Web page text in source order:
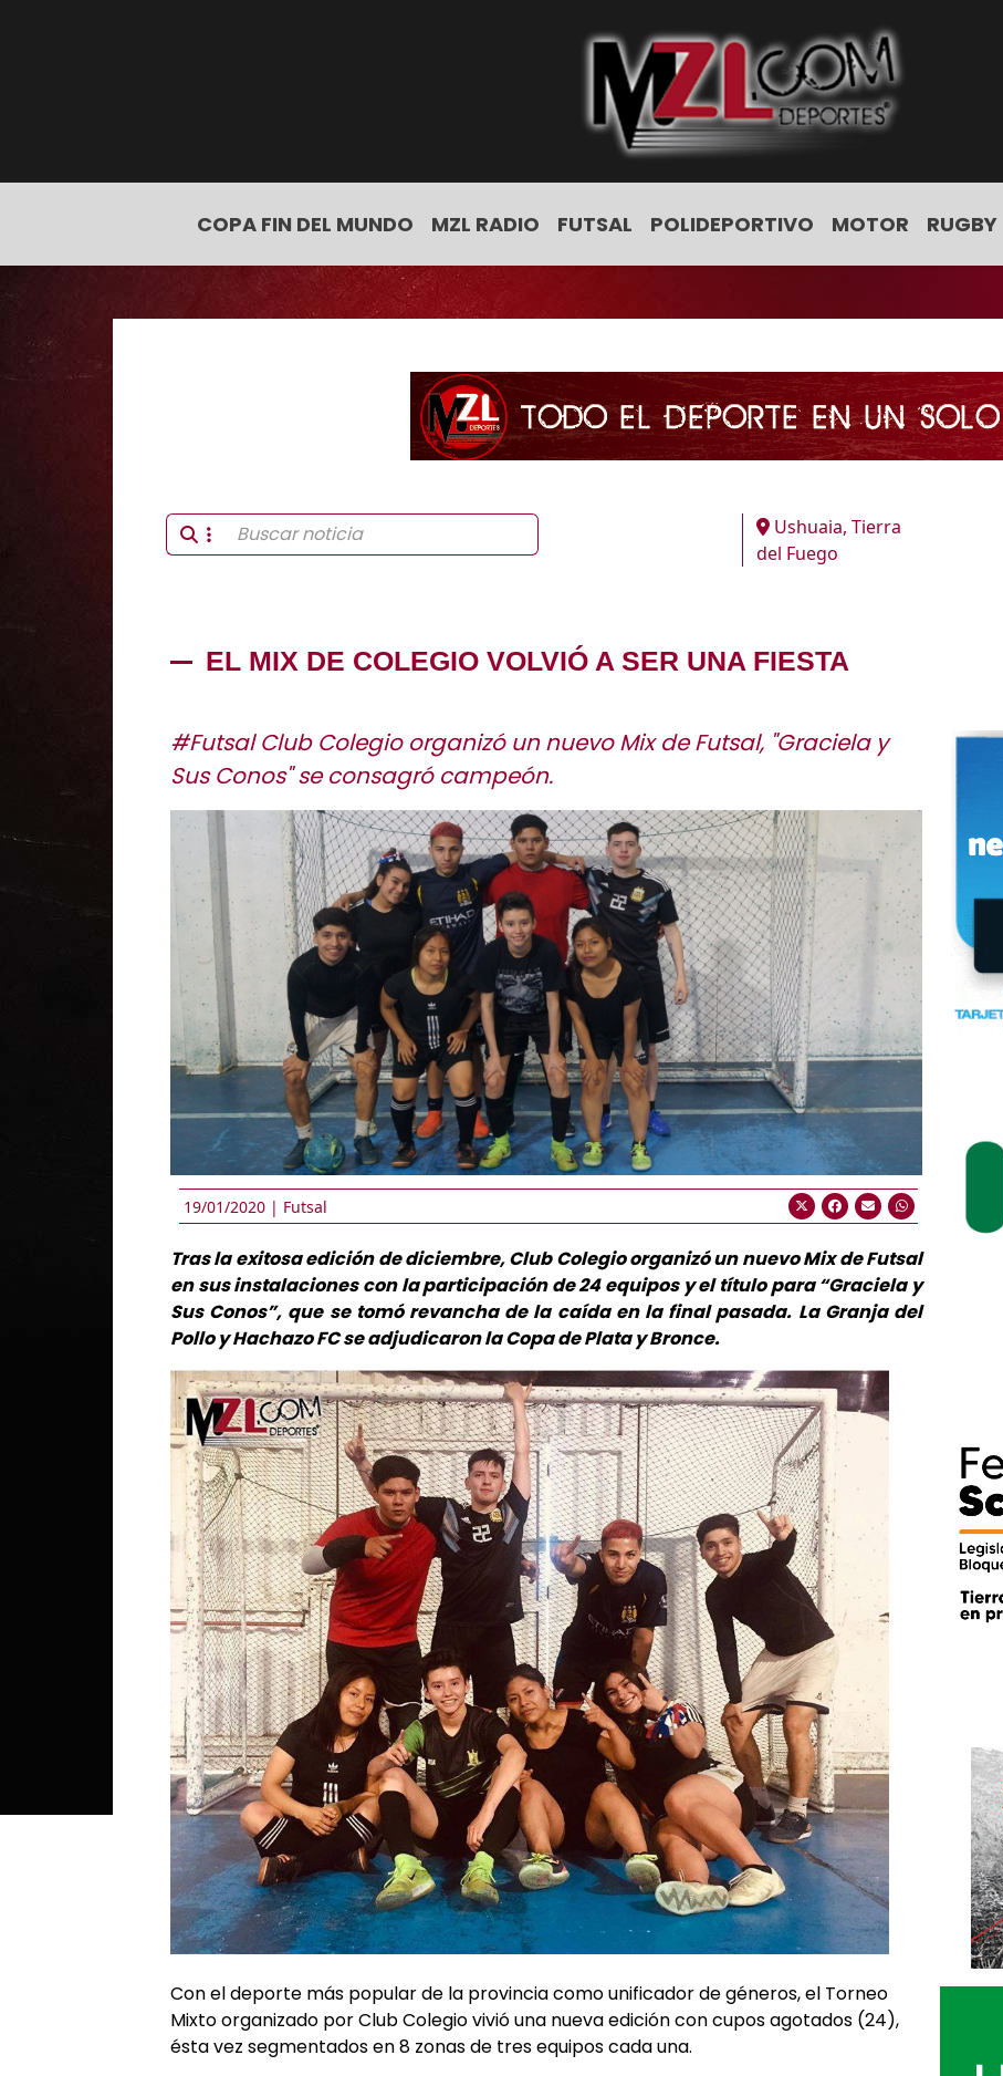
COPA FIN DEL MUNDO MZL RADIO FUTSAL POLIDEPORTIVO MOTOR RUGBY
Ushuaia, Tierra
del Fuego
EL MIX DE COLEGIO VOLVIÓ A SER UNA FIESTA
#Futsal Club Colegio organizó un nuevo Mix de Futsal, "Graciela y
Sus Conos" se consagró campeón.
19/01/2020 | Futsal
Tras la exitosa edición de diciembre, Club Colegio organizó un nuevo Mix de Futsal
en sus instalaciones con la participación de 24 equipos y el título para “Graciela y
Sus Conos”, que se tomó revancha de la caída en la final pasada. La Granja del
Pollo y Hachazo FC se adjudicaron la Copa de Plata y Bronce.
Con el deporte más popular de la provincia como unificador de géneros, el Torneo
Mixto organizado por Club Colegio vivió una nueva edición con cupos agotados (24),
ésta vez segmentados en 8 zonas de tres equipos cada una.